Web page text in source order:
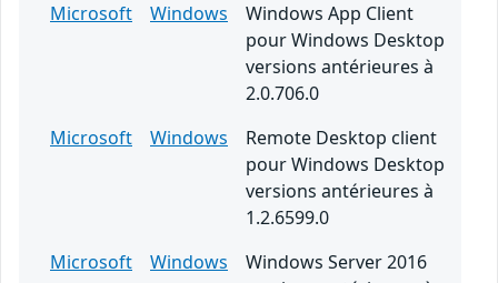
Microsoft
Windows
Windows App Client
pour Windows Desktop
versions antérieures à
2.0.706.0
Microsoft
Windows
Remote Desktop client
pour Windows Desktop
versions antérieures à
1.2.6599.0
Microsoft
Windows
Windows Server 2016